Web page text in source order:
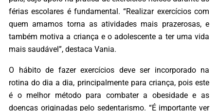
férias escolares é fundamental. “Realizar exercícios com
quem amamos torna as atividades mais prazerosas, e
também motiva a criança e o adolescente a ter uma vida
mais saudável”, destaca Vania.
O hábito de fazer exercícios deve ser incorporado na
rotina do dia a dia, principalmente para criança, pois este
é o melhor método para combater a obesidade e as
doenças originadas pelo sedentarismo. “É importante ver